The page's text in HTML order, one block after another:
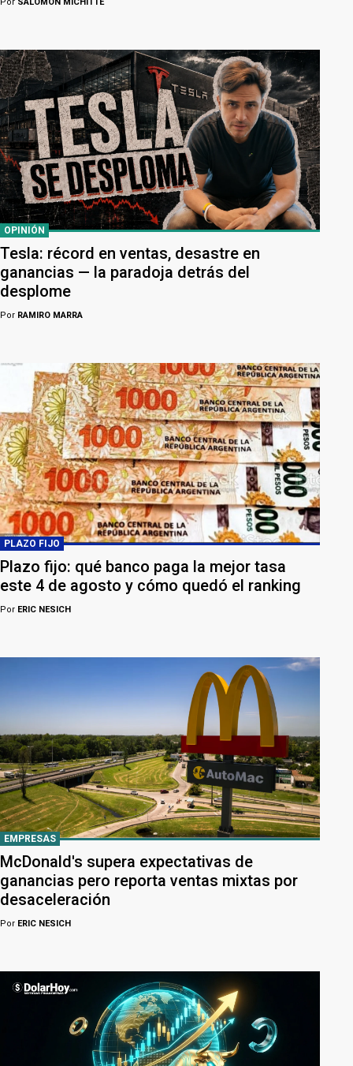
OPINIÓN
Tesla: récord en ventas, desastre en
ganancias — la paradoja detrás del
desplome
Por RAMIRO MARRA
PLAZO FIJO
Plazo fijo: qué banco paga la mejor tasa
este 4 de agosto y cómo quedó el ranking
Por ERIC NESICH
EMPRESAS
McDonald's supera expectativas de
ganancias pero reporta ventas mixtas por
desaceleración
Por ERIC NESICH